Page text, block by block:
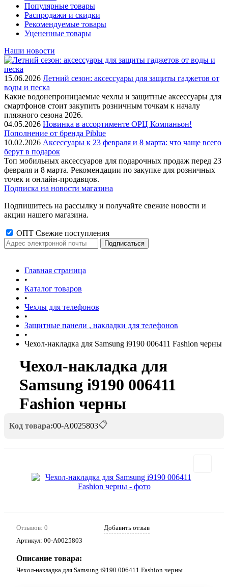
Популярные товары
Распродажи и скидки
Рекомендуемые товары
Уцененные товары
Наши новости
15.06.2026 Летний сезон: аксессуары для защиты гаджетов от
воды и песка
Какие водонепроницаемые чехлы и защитные аксессуары для
смартфонов стоит закупить розничным точкам к началу
пляжного сезона 2026.
04.05.2026 Новинка в ассортименте OРЦ Компаньон!
Пополнение от бренда Piblue
10.02.2026 Аксессуары к 23 февраля и 8 марта: что чаще всего
берут в подарок
Топ мобильных аксессуаров для подарочных продаж перед 23
февраля и 8 марта. Рекомендации по закупке для розничных
точек и онлайн-продавцов.
Подписка на новости магазина
Подпишитесь на рассылку и получайте свежие новости и
акции нашего магазина.
ОПТ Свежие поступления
Главная страница
•
Каталог товаров
•
Чехлы для телефонов
•
Защитные панели , накладки для телефонов
•
Чехол-накладка для Samsung i9190 006411 Fashion черны
Чехол-накладка для
Samsung i9190 006411
Fashion черны
Код товара:00-А0025803📋
Отзывов: 0
Добавить отзыв
Артикул: 00-А0025803
Описание товара:
Чехол-накладка для Samsung i9190 006411 Fashion черны